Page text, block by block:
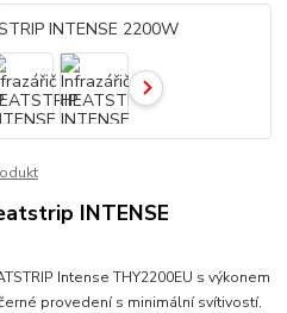
INTENSE
Intense THY2200EU s výkonem
provedení s minimální svítivostí.